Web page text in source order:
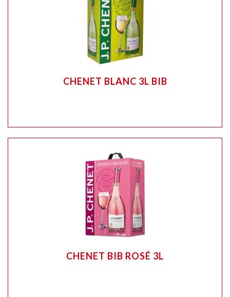
CHENET BLANC 3L BIB
CHENET BIB ROSÉ 3L